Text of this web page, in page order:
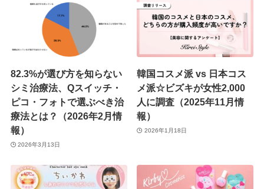
82.3%が選び方を知らない
シミ治療法、Qスイッチ・
ピコ・フォトで選ぶべき治
療法とは？（2026年2月情
報）
2026年3月13日
韓国コスメ派 vs 日本コス
メ派☆ビズキが女性2,000
人に調査（2025年11月情
報）
2026年1月18日